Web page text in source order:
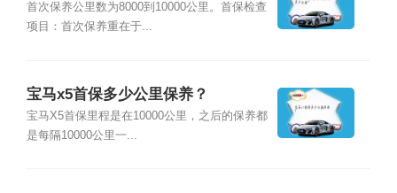
首次保养公里数为8000到10000公里。首保检查
项目：首次保养重在于...
宝马x5首保多少公里保养？
宝马X5首保里程是在10000公里，之后的保养都
是每隔10000公里一...